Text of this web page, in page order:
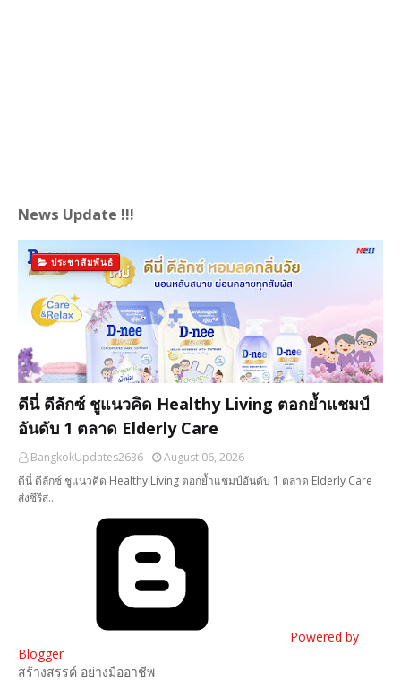
News Update !!!
ประชาสัมพันธ์
ดีนี่ ดีลักซ์ ชูแนวคิด Healthy Living ตอกย้ำแชมป์
อันดับ 1 ตลาด Elderly Care
BangkokUpdates2636
August 06, 2026
ดีนี่ ดีลักซ์ ชูแนวคิด Healthy Living ตอกย้ำแชมป์อันดับ 1 ตลาด Elderly Care
ส่งซีรีส…
Powered by
Blogger
สร้างสรรค์ อย่างมืออาชีพ